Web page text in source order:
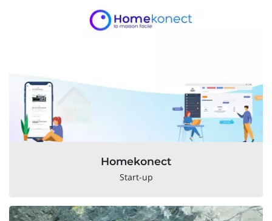
Homekonect
Start-up